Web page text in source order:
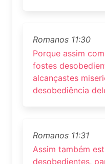
Romanos 11:30
Porque assim
fostes
alcançastes
desobediência
Romanos 11:31
Assim também
desobedientes,